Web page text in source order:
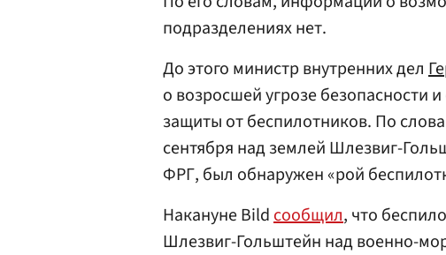
подразделениях нет.
До этого министр внутренних дел
о возросшей угрозе безопасности
защиты от беспилотников. По
сентября над землей Шлезвиг-
ФРГ, был обнаружен «рой
Накануне Bildсообщил, что
Шлезвиг-Гольштейн над военно-